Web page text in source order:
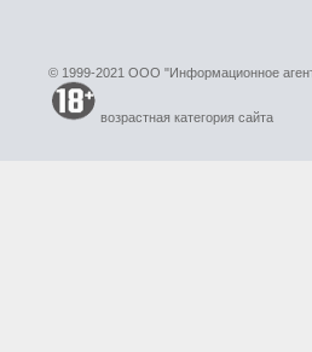
© 1999-2021 ООО "Информационное
возрастная категория сайта